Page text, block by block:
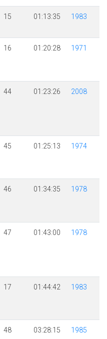
15 01:13:35 1983
16 01:20:28 1971
44 01:23:26 2008
45 01:25:13 1974
46 01:34:35 1978
47 01:43:00 1978
17 01:44:42 1983
48 03:28:15 1985